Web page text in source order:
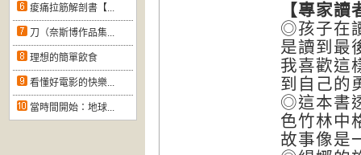
痠痛拉筋解剖書【...
刀（奈斯博作品集...
理想的簡單飲食
看懂好電影的快樂...
當時間開始：地球...
【專家讀
◎孩子在
是讀到最
我喜歡這
到自己的
◎這本書
色竹林中
故事像是